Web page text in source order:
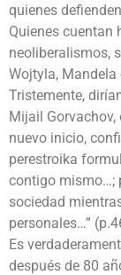
quienes
Quienes cuentan
neoliberalismos,
Wojtyla, Mandela
Tristemente,
Mijail Gorvachov,
nuevo inicio,
perestroika
contigo mismo…;
sociedad
personales…”
Es
después de 80